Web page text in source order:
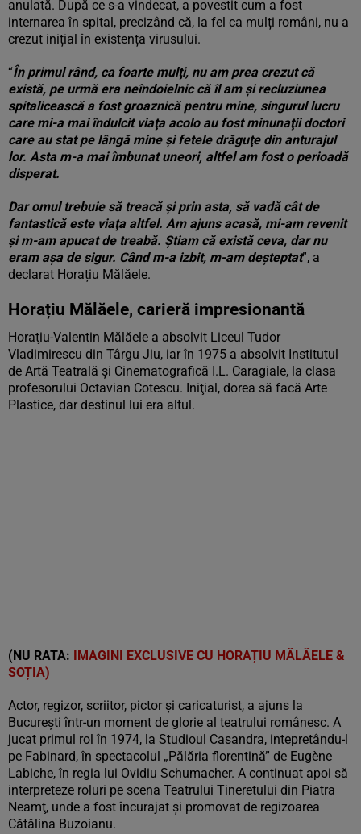
anulată. După ce s-a vindecat, a povestit cum a fost
internarea în spital, precizând că, la fel ca mulți români, nu a
crezut inițial în existența virusului.
“În primul rând, ca foarte mulţi, nu am prea crezut că
există, pe urmă era neîndoielnic că îl am şi recluziunea
spitalicească a fost groaznică pentru mine, singurul lucru
care mi-a mai îndulcit viaţa acolo au fost minunaţii doctori
care au stat pe lângă mine şi fetele drăguţe din anturajul
lor. Asta m-a mai îmbunat uneori, altfel am fost o perioadă
disperat.
Dar omul trebuie să treacă şi prin asta, să vadă cât de
fantastică este viaţa altfel. Am ajuns acasă, mi-am revenit
şi m-am apucat de treabă. Ştiam că există ceva, dar nu
eram aşa de sigur. Când m-a izbit, m-am deşteptat”, a
declarat Horațiu Mălăele.
Horațiu Mălăele, carieră impresionantă
Horaţiu-Valentin Mălăele a absolvit Liceul Tudor
Vladimirescu din Târgu Jiu, iar în 1975 a absolvit Institutul
de Artă Teatrală şi Cinematografică I.L. Caragiale, la clasa
profesorului Octavian Cotescu. Iniţial, dorea să facă Arte
Plastice, dar destinul lui era altul.
(NU RATA: IMAGINI EXCLUSIVE CU HORAȚIU MĂLĂELE &
SOȚIA)
Actor, regizor, scriitor, pictor și caricaturist, a ajuns la
Bucureşti într-un moment de glorie al teatrului românesc. A
jucat primul rol în 1974, la Studioul Casandra, intepretându-l
pe Fabinard, în spectacolul „Pălăria florentină” de Eugène
Labiche, în regia lui Ovidiu Schumacher. A continuat apoi să
interpreteze roluri pe scena Teatrului Tineretului din Piatra
Neamţ, unde a fost încurajat şi promovat de regizoarea
Cătălina Buzoianu.